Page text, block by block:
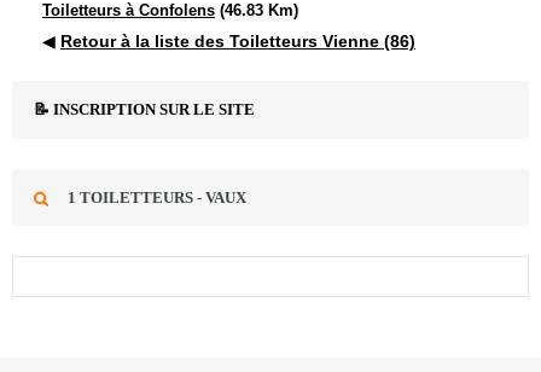
Toiletteurs à Confolens (46.83 Km)
◀ Retour à la liste des Toiletteurs Vienne (86)
📝 INSCRIPTION SUR LE SITE
1 TOILETTEURS - VAUX